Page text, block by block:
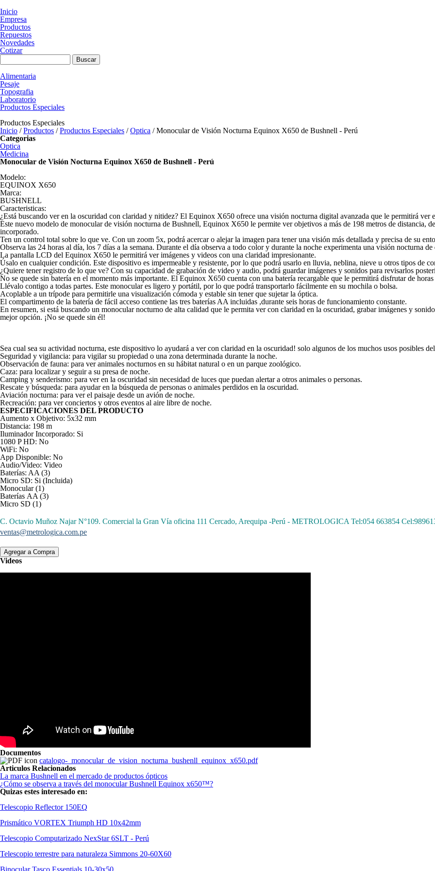
Inicio
Empresa
Productos
Repuestos
Novedades
Cotizar
Formulario de búsqueda
Alimentaria
Pesaje
Topografia
Laboratorio
Productos Especiales
Productos Especiales
Inicio / Productos / Productos Especiales / Optica / Monocular de Visión Nocturna Equinox X650 de Bushnell - Perú
Categorias
Optica
Medicina
Monocular de Visión Nocturna Equinox X650 de Bushnell - Perú
Modelo:
EQUINOX X650
Marca:
BUSHNELL
Caracteristicas:
¿Está buscando ver en la oscuridad con claridad y nitidez? El Equinox X650 ofrece una visión nocturna digital avanzada que le permitirá ver
Este nuevo modelo de monocular de visión nocturna de Bushnell, Equinox X650 le permite ver objetivos a más de 198 metros de distancia,
incorporado.
Ten un control total sobre lo que ve. Con un zoom 5x, podrá acercar o alejar la imagen para tener una visión más detallada y precisa de su
Observa las 24 horas al día, los 7 días a la semana. Durante el día observa a todo color y durante la noche experimenta una visión nocturna de
La pantalla LCD del Equinox X650 le permitirá ver imágenes y videos con una claridad impresionante.
Úsalo en cualquier condición. Este dispositivo es impermeable y resistente, por lo que podrá usarlo en lluvia, neblina, nieve u otros tipos de
¿Quiere tener registro de lo que ve? Con su capacidad de grabación de video y audio, podrá guardar imágenes y sonidos para revisarlos
No se quede sin batería en el momento más importante. El Equinox X650 cuenta con una batería recargable que le permitirá disfrutar de
Llévalo contigo a todas partes. Este monocular es ligero y portátil, por lo que podrá transportarlo fácilmente en su mochila o bolsa.
Acoplable a un trípode para permitirle una visualización cómoda y estable sin tener que sujetar la óptica.
El compartimento de la batería de fácil acceso contiene las tres baterías AA incluidas ,durante seis horas de funcionamiento constante.
En resumen, si está buscando un monocular nocturno de alta calidad que le permita ver con claridad en la oscuridad, grabar imágenes y
mejor opción. ¡No se quede sin él!
Sea cual sea su actividad nocturna, este dispositivo lo ayudará a ver con claridad en la oscuridad! solo algunos de los muchos usos posibles
Seguridad y vigilancia: para vigilar su propiedad o una zona determinada durante la noche.
Observación de fauna: para ver animales nocturnos en su hábitat natural o en un parque zoológico.
Caza: para localizar y seguir a su presa de noche.
Camping y senderismo: para ver en la oscuridad sin necesidad de luces que puedan alertar a otros animales o personas.
Rescate y búsqueda: para ayudar en la búsqueda de personas o animales perdidos en la oscuridad.
Aviación nocturna: para ver el paisaje desde un avión de noche.
Recreación: para ver conciertos y otros eventos al aire libre de noche.
ESPECIFICACIONES DEL PRODUCTO
Aumento x Objetivo: 5x32 mm
Distancia: 198 m
Iluminador Incorporado: Si
1080 P HD: No
WiFi: No
App Disponible: No
Audio/Video: Video
Baterías: AA (3)
Micro SD: Si (Incluida)
Monocular (1)
Baterías AA (3)
Micro SD (1)
C. Octavio Muñoz Najar N°109. Comercial la Gran Vía oficina 111 Cercado, Arequipa -Perú - METROLOGICA Tel:054 663854
ventas@metrologica.com.pe
Videos
Documentos
catalogo-_monocular_de_vision_nocturna_bushenll_equinox_x650.pdf
Articulos Relacionados
La marca Bushnell en el mercado de productos ópticos
¿Cómo se observa a través del monocular Bushnell Equinox x650™?
Quizas estes interesado en:
Telescopio Reflector 150EQ
Prismático VORTEX Triumph HD 10x42mm
Telescopio Computarizado NexStar 6SLT - Perú
Telescopio terrestre para naturaleza Simmons 20-60X60
Binocular Tasco Essentials 10-30x50